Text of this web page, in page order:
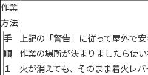
作業
方法
手
順
１
上記の「警告」に従って屋外で
作業の場所が決まりましたら使
火が消えても、そのまま着火レ